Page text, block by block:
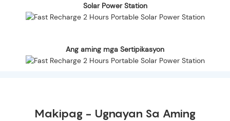
Solar Power Station
Ang aming mga Sertipikasyon
Makipag - Ugnayan Sa Aming